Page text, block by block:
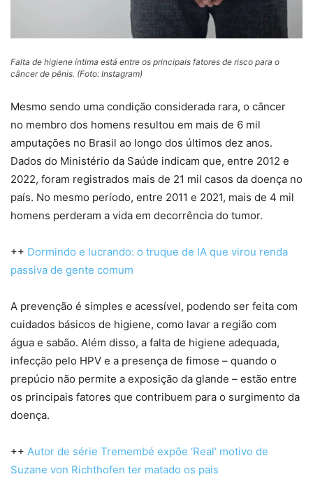
Falta de higiene íntima está entre os principais fatores de risco para o
câncer de pênis. (Foto: Instagram)
Mesmo sendo uma condição considerada rara, o câncer
no membro dos homens resultou em mais de 6 mil
amputações no Brasil ao longo dos últimos dez anos.
Dados do Ministério da Saúde indicam que, entre 2012 e
2022, foram registrados mais de 21 mil casos da doença no
país. No mesmo período, entre 2011 e 2021, mais de 4 mil
homens perderam a vida em decorrência do tumor.
++ Dormindo e lucrando: o truque de IA que virou renda
passiva de gente comum
A prevenção é simples e acessível, podendo ser feita com
cuidados básicos de higiene, como lavar a região com
água e sabão. Além disso, a falta de higiene adequada,
infecção pelo HPV e a presença de fimose – quando o
prepúcio não permite a exposição da glande – estão entre
os principais fatores que contribuem para o surgimento da
doença.
++ Autor de série Tremembé expõe ‘Real’ motivo de
Suzane von Richthofen ter matado os pais